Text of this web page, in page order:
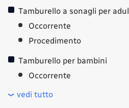
Tamburello a sonagli per
Occorrente
Procedimento
Tamburello per bambini
Occorrente
vedi tutto